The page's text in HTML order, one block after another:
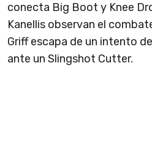
conecta Big Boot y Knee
Kanellis observan el
Griff escapa de un intento
ante un Slingshot Cutter.